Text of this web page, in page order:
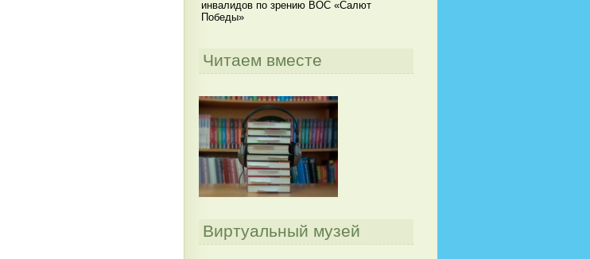
инвалидов по зрению ВОС «Салют
Победы»
Читаем вместе
Виртуальный музей